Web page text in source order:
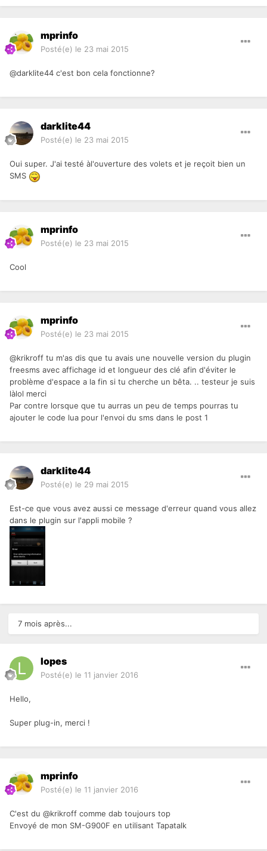
mprinfo
Posté(e) le 23 mai 2015
@darklite44 c'est bon cela fonctionne?
darklite44
Posté(e) le 23 mai 2015
Oui super. J'ai testé àl'ouverture des volets et je reçoit bien un
SMS
mprinfo
Posté(e) le 23 mai 2015
Cool
mprinfo
Posté(e) le 23 mai 2015
@krikroff tu m'as dis que tu avais une nouvelle version du plugin
freesms avec affichage id et longueur des clé afin d'éviter le
problème d'espace a la fin si tu cherche un bêta. .. testeur je suis
làlol merci
Par contre lorsque que tu aurras un peu de temps pourras tu
ajouter le code lua pour l'envoi du sms dans le post 1
darklite44
Posté(e) le 29 mai 2015
Est-ce que vous avez aussi ce message d'erreur quand vous allez
dans le plugin sur l'appli mobile ?
7 mois après...
lopes
Posté(e) le 11 janvier 2016
Hello,
Super plug-in, merci !
mprinfo
Posté(e) le 11 janvier 2016
C'est du @krikroff comme dab toujours top
Envoyé de mon SM-G900F en utilisant Tapatalk